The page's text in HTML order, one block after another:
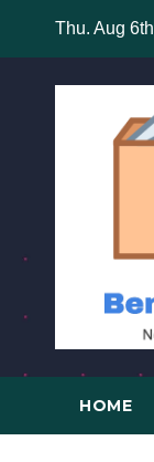
content
Thu. Aug
HOME